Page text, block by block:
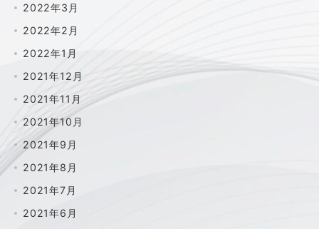
2022年3月
2022年2月
2022年1月
2021年12月
2021年11月
2021年10月
2021年9月
2021年8月
2021年7月
2021年6月